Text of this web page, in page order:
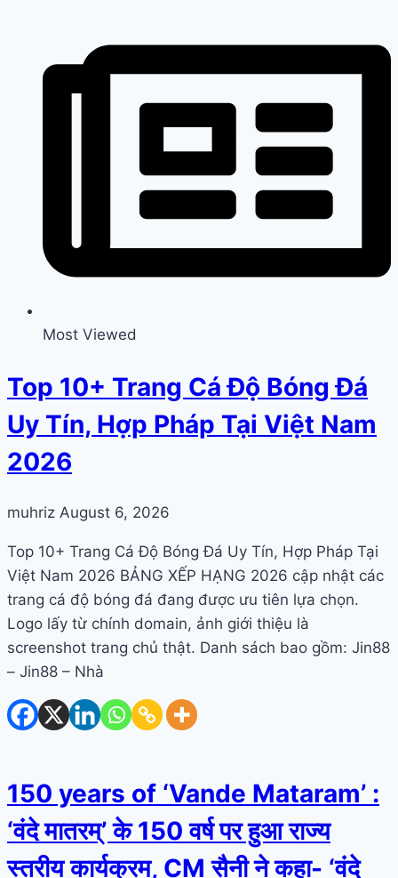
Most Viewed
Top 10+ Trang Cá Độ Bóng Đá
Uy Tín, Hợp Pháp Tại Việt Nam
2026
muhriz August 6, 2026
Top 10+ Trang Cá Độ Bóng Đá Uy Tín, Hợp Pháp Tại
Việt Nam 2026 BẢNG XẾP HẠNG 2026 cập nhật các
trang cá độ bóng đá đang được ưu tiên lựa chọn.
Logo lấy từ chính domain, ảnh giới thiệu là
screenshot trang chủ thật. Danh sách bao gồm: Jin88
– Jin88 – Nhà
150 years of ‘Vande Mataram’ :
‘वंदे मातरम्’ के 150 वर्ष पर हुआ राज्य
स्तरीय कार्यक्रम, CM सैनी ने कहा- ‘वंदे